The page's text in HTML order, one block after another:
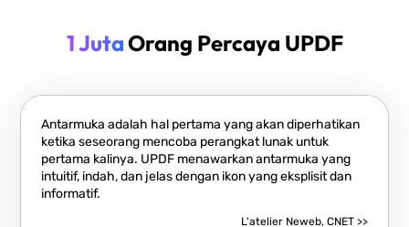
1 JutaOrang Percaya UPDF
Antarmuka adalah hal pertama yang akan diperhatikan
ketika seseorang mencoba perangkat lunak untuk
pertama kalinya. UPDF menawarkan antarmuka yang
intuitif, indah, dan jelas dengan ikon yang eksplisit dan
informatif.
L'atelier Neweb, CNET >>